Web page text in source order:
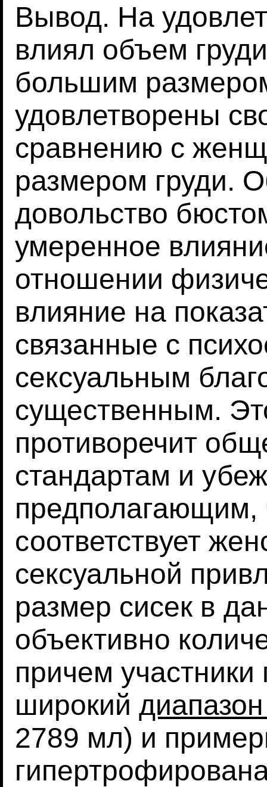
Вывод. На
влиял объем
большим
удовлетворены
сравнению с
размером груди.
довольство
умеренное
отношении
влияние на
связанные с
сексуальным
существенным.
противоречит
стандартам и
предполагающим,
соответствует
сексуальной
размер сисек в
объективно
причем участники
широкий
2789 мл) и